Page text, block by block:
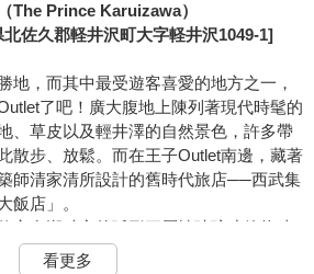
The Prince Karuizawa）
佐久郡軽井沢町大字軽井沢1049-1]
地，而其中最受遊客喜愛的地方之一，
了吧！廣大腹地上陳列著現代時髦的
、草皮以及輕井澤的自然景色，許多帶
散步、放鬆。而在王子Outlet南邊，藏著
師清家清所設計的舊時代旅店──西武集
飯店」。
立在湖畔旁的弧形三層樓玻璃建築物映
混凝土柱樑間，以玻璃磚堆疊起的牆面
看更多